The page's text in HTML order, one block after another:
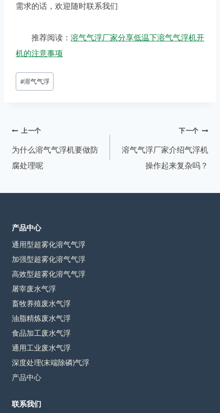
需求的话，欢迎随时联系我们
推荐阅读： 溶气气浮厂家分享低温下溶气气浮机开
机的注意事项
文
章
#溶气气浮
文
章
导
上一个
为什么溶气气浮机要做防
腐处理呢
下一个
溶气气浮厂家介绍气浮机
操作起来复杂吗？
产品中心
通用型超雾化溶气气浮
加强型超雾化溶气气浮
高效型超雾化溶气气浮
屠宰废水气浮
畜牧养殖废水气浮
油脂精炼废水气浮
食品加工废水气浮
通用工业废水气浮
深度处理(末端除磷)气浮
产品中心
联系我们